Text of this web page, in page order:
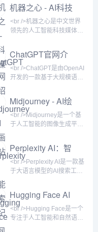
机器之心 - AI科技
媒体
<br />机器之心是中文世界
领先的人工智能科技媒体，
焦于人工智能领域的前沿动
态、技术突破与商业应用。
网站以深度报道和专业分析
著称，为科研人员、工程
信息服务和知识分享平台。
机器之心不仅是一个新闻聚
合站，更是一个连接学术与
之心的内容体系丰富多元，
覆盖人工智
ChatGPT官网介
绍
<br />ChatGPT是由OpenAI
开发的一款基于大规模语言
2022年11月30日发布。它
能够通过自然语言与用户对
话，回答问题、撰写文章、
编写代码、翻译语言，甚至
ChatGPT在发布后迅速引爆
全球关注，上线五天注册用
户突破一百万，两个月后月
<br /><br /><br /
Midjourney - AI绘
画网站
<br />Midjourney是一个基
于人工智能的图像生成平
即可创作出高质量的数字艺
术作品。它由独立研究实验
室Midjourney, Inc.开发，成
立于2021年，总部位于美国
用户无需安装专门客户端，
即可在Discord服务器中调
用指令生成图像。<br /><br
Perplexity AI：智
能搜索新纪元
<br />Perplexity AI是一款基
于大语言模型的AI搜索工
直接给出简洁、准确的答
案，并附上引用来源。用户
可以用自然语言提问，系统
Hugging Face AI
网站简介
<br />Hugging Face是一个
专注于人工智能和自然语言